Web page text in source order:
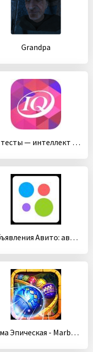
Grandpa
IQ тесты — интеллект и логика
Объявления Авито: авто, работа, квартиры, вещи
Зума Эпическая - Marble Epic